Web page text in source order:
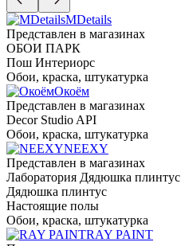
MDetails
Представлен в магазинах
ОБОИ ПАРК
Пош Интериорс
Обои, краска, штукатурка
Окоём
Представлен в магазинах
Decor Studio API
Обои, краска, штукатурка
NEEXY
Представлен в магазинах
Лаборатория Дядюшка плинтус
Дядюшка плинтус
Настоящие полы
Обои, краска, штукатурка
RAY PAINT